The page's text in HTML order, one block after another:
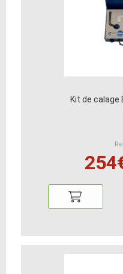
Kit de calage